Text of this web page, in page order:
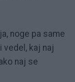
noge pa same
vedel, kaj naj
naj se